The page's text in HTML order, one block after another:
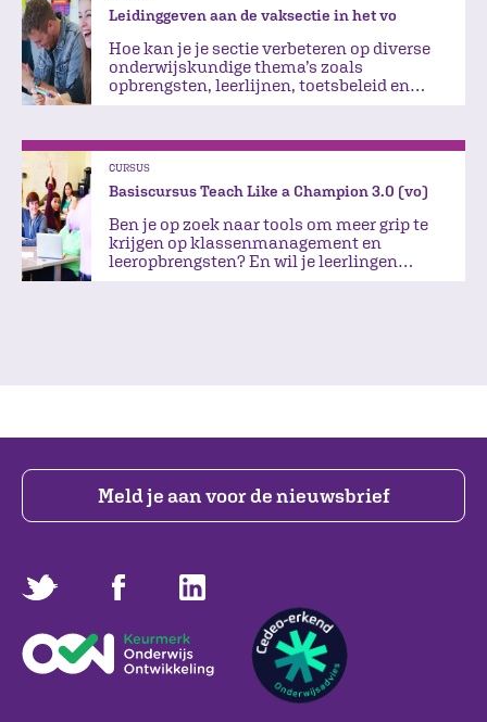
Leidinggeven aan de vaksectie in het vo
Hoe kan je je sectie verbeteren op diverse
onderwijskundige thema’s zoals
opbrengsten, leerlijnen, toetsbeleid en
CURSUS
Basiscursus Teach Like a Champion 3.0 (vo)
Ben je op zoek naar tools om meer grip te
krijgen op klassenmanagement en
leeropbrengsten? En wil je leerlingen
Meld je aan voor de nieuwsbrief